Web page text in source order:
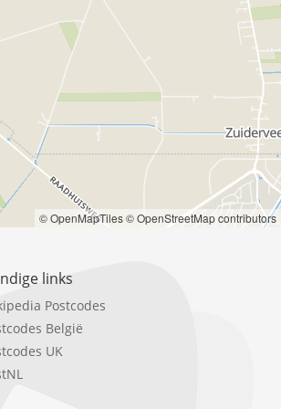
© OpenMapTiles© OpenStreetMap contributors
links
Postcodes
België
UK